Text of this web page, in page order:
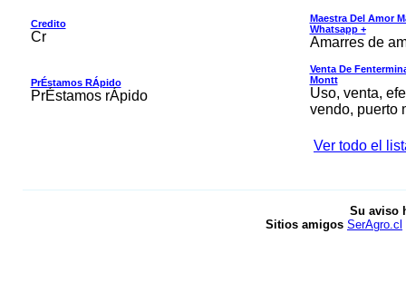
Credito
Cr
Maestra Del Amor
Whatsapp +
Amarres de
PrÉstamos RÁpido
PrÉstamos rÁpido
Venta De
Montt
Uso, venta,
vendo, puerto
Ver todo el
Su aviso
Sitios amigos SerAgro.cl